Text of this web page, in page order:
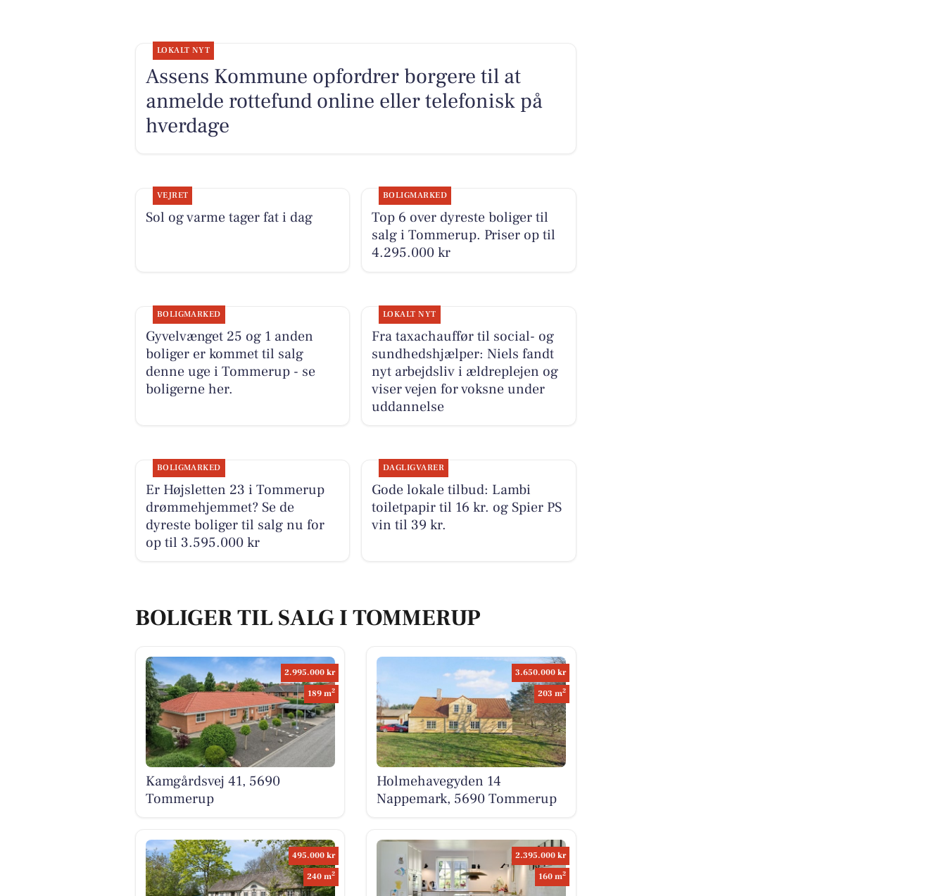
LOKALT NYT
Assens Kommune opfordrer borgere til at
anmelde rottefund online eller telefonisk på
hverdage
VEJRET
Sol og varme tager fat i dag
BOLIGMARKED
Top 6 over dyreste boliger til
salg i Tommerup. Priser op til
4.295.000 kr
BOLIGMARKED
Gyvelvænget 25 og 1 anden
boliger er kommet til salg
denne uge i Tommerup - se
boligerne her.
LOKALT NYT
Fra taxachauffør til social- og
sundhedshjælper: Niels fandt
nyt arbejdsliv i ældreplejen og
viser vejen for voksne under
uddannelse
BOLIGMARKED
Er Højsletten 23 i Tommerup
drømmehjemmet? Se de
dyreste boliger til salg nu for
op til 3.595.000 kr
DAGLIGVARER
Gode lokale tilbud: Lambi
toiletpapir til 16 kr. og Spier PS
vin til 39 kr.
BOLIGER TIL SALG I TOMMERUP
2.995.000 kr
189 m2
Kamgårdsvej 41, 5690
Tommerup
3.650.000 kr
203 m2
Holmehavegyden 14
Nappemark, 5690 Tommerup
495.000 kr
240 m2
2.395.000 kr
160 m2